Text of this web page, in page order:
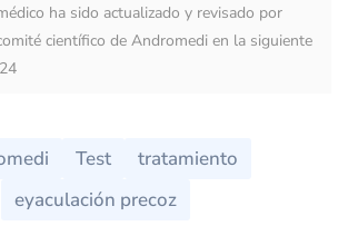
ha sido actualizado y revisado por
científico de Andromedi en la siguiente
Test
tratamiento
eyaculación precoz